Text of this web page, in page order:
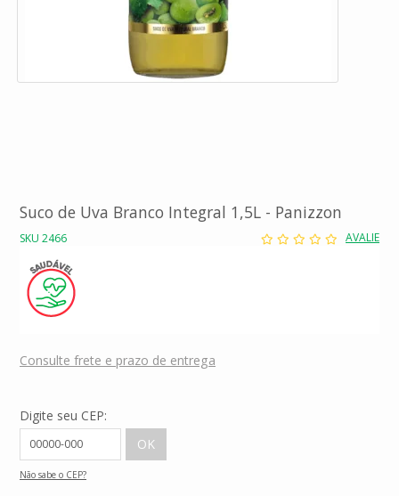
Suco de Uva Branco Integral 1,5L - Panizzon
SKU 2466 AVALIE
Consulte frete e prazo de entrega
Digite seu CEP:
Não sabe o CEP?